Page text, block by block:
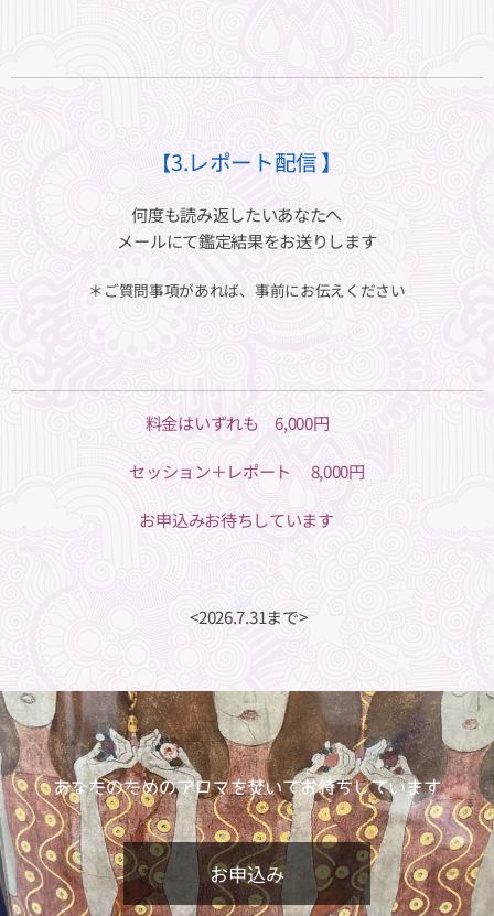
【3.レポート配信 ⁡】
何度も読み返したいあなたへ🌙
メールにて鑑定結果をお送りします
＊ご質問事項があれば、事前にお伝えください
⁡⁡料金はいずれも 6,000円 ⁡
セッション＋レポート 8,000円
お申込みお待ちしています💗
<2026.7.31まで>
あなたのためのアロマを焚いてお待ちしています
お申込み